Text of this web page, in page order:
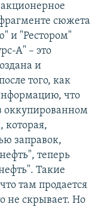
сюжета
и "Рестором"
А" – это
и
того, как
что
оккупированном
которая,
заправок,
теперь
Такие
там продается
не скрывает. Но